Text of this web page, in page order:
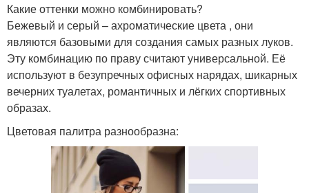
Какие оттенки можно комбинировать?
Бежевый и серый – ахроматические цвета , они
являются базовыми для создания самых разных луков.
Эту комбинацию по праву считают универсальной. Её
используют в безупречных офисных нарядах, шикарных
вечерних туалетах, романтичных и лёгких спортивных
образах.
Цветовая палитра разнообразна: